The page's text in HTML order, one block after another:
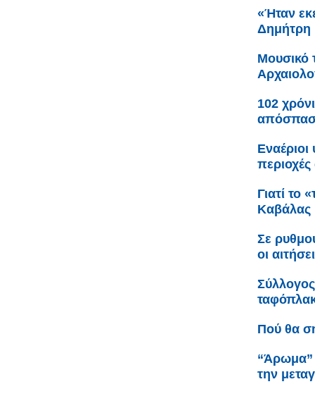
«Ήταν
Δημήτρη
Μουσικό
102
περιοχές
Γιατί το
Καβάλας
Σε
οι
Πού θα
“Άρωμα”
την